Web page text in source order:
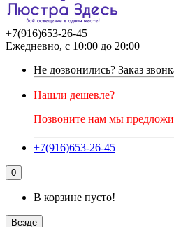
+7(916)653-26-45
Ежедневно, с 10:00 до 20:00
Не дозвонились? Заказ
Нашли дешевле?
Позвоните нам мы
+7(916)653-26-45
0
В корзине пусто!
Везде